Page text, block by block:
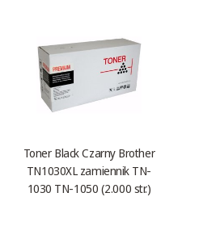
Toner Black Czarny Brother
TN1030XL zamiennik TN-
1030 TN-1050 (2.000 str.)